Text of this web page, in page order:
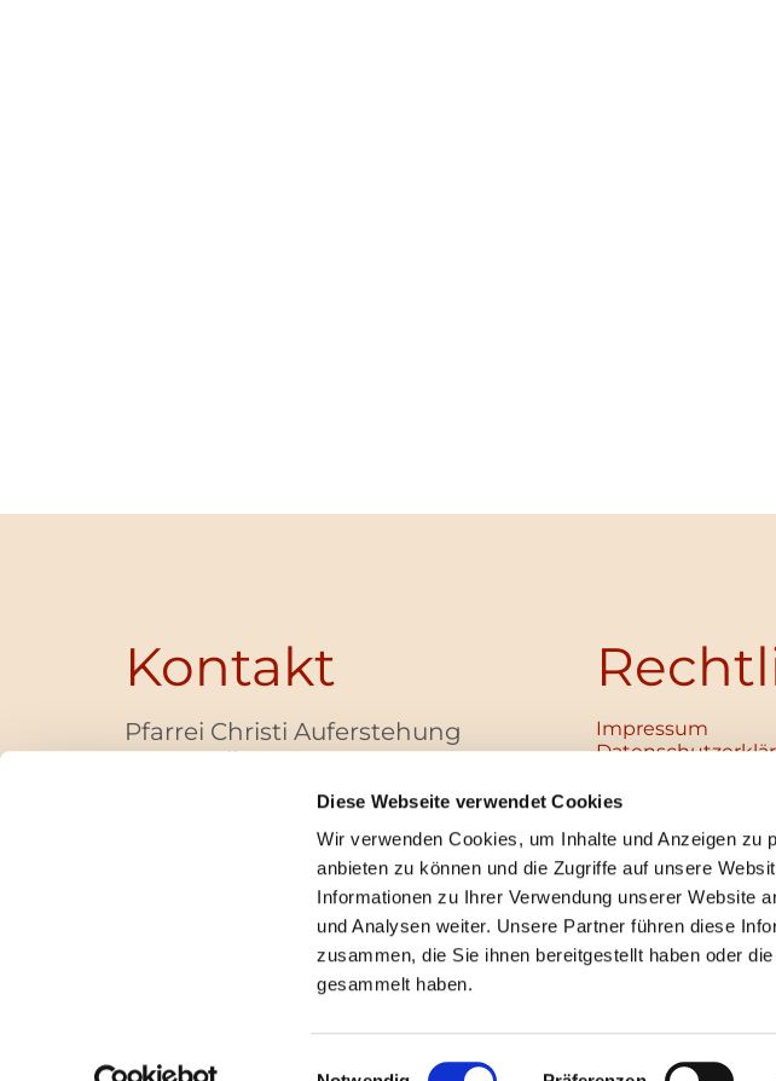
Diese Webseite verwendet Cookies
Wir verwenden Cookies, um Inhalte und Anzeigen zu
anbieten zu können und die Zugriffe auf unsere
Informationen zu Ihrer Verwendung unserer Website
und Analysen weiter. Unsere Partner führen diese
zusammen, die Sie ihnen bereitgestellt haben oder
gesammelt haben.
Einwilligungsauswahl
Kontakt
Pfarrei Christi Auferstehung
Bayernallee 28
+49 (0)30 / 30 00 03 -40
pfarrbuero@christi-auferstehung.net
IBAN DE62 3706 0193 6006 9310 04
Impressum
Institutionelles
Unabhängige
Digitales
Impressum